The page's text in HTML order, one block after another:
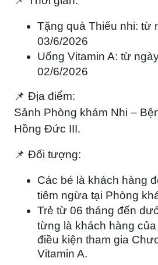
Tặng quà Thiếu nhi: từ
03/6/2026
Uống Vitamin A: từ
02/6/2026
📌 Địa điểm:
Sảnh Phòng khám Nhi –
Hồng Đức III.
📌 Đối tượng:
Các bé là khách hàng
tiêm ngừa tại Phòng
Trẻ từ 06 tháng đến
từng là khách hàng
điều kiện tham gia
Vitamin A.